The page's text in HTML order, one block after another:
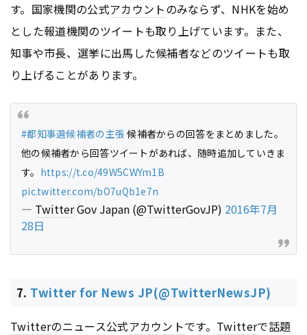
す。国家機関の公式アカウントのみならず、NHKを始め
とした報道機関のツイートも取り上げています。また、
知事や市長、選挙に出馬した候補者などのツイートも取
り上げることがあります。
#都知事選候補者の主張 候補者からの回答をまとめました。
他の候補者から回答ツイートがあれば、随時追加していきま
す。 https://t.co/49W5CWYm1B
pic.twitter.com/bO7uQb1e7n
— TwitterGov Japan (@TwitterGovJP) 2016年7月
28日
7. Twitter for News JP(@TwitterNewsJP)
Twitterのニュース公式アカウントです。 Twitterで話題